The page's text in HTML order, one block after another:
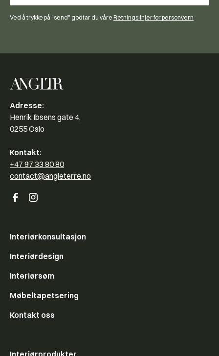
Ved å trykke på "send" godtar du våre Retningslinjer for personvern
Adresse:
Henrik Ibsens gate 4,
0255 Oslo
Kontakt:
+47 97 33 80 80
contact@angleterre.no
Interiørkonsultasjon
Interiørdesign
Interiørsøm
Møbeltapetsering
Kontakt oss